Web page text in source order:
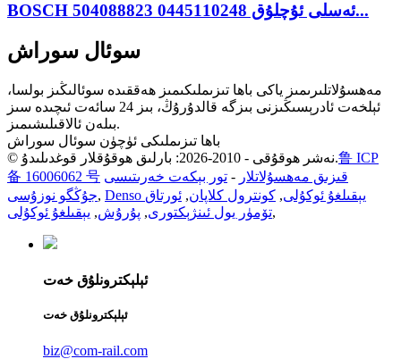
BOSCH ئەسلى ئۇچلۇق 0445110248 504088823...
سوئال سوراش
مەھسۇلاتلىرىمىز ياكى باھا تىزىملىكىمىز ھەققىدە سوئالىڭىز بولسا،
ئېلخەت ئادرېسىڭىزنى بىزگە قالدۇرۇڭ، بىز 24 سائەت ئىچىدە سىز
بىلەن ئالاقىلىشىمىز.
باھا تىزىملىكى ئۈچۈن سوئال سوراش
© نەشر ھوقۇقى - 2010-2026: بارلىق ھوقۇقلار قوغدىلىدۇ.鲁 ICP
备 16006062 号
قىزىق مەھسۇلاتلار - تور بېكەت خەرىتىسى
جۇڭگو نوزۇسى, Denso يېقىلغۇ ئوكۇلى, كونترول كلاپان, ئورتاق
تۆمۈر يول ئىنژېكتورى, پۇرۇش, يېقىلغۇ ئوكۇلى ,
ئېلېكترونلۇق خەت
ئېلېكترونلۇق خەت
biz@com-rail.com